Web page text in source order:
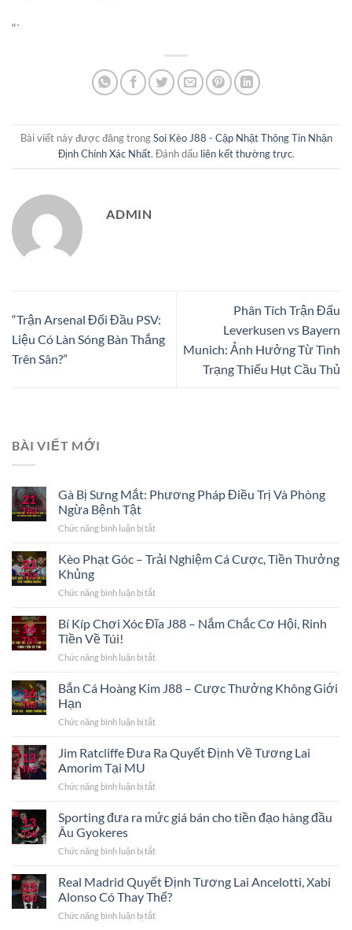
“`
Bài viết này được đăng trongSoi Kèo J88 - Cập Nhật Thông Tin Nhận
Định Chính Xác Nhất. Đánh dấu liên kết thường trực.
ADMIN
“Trận Arsenal Đối Đầu PSV:
Liệu Có Làn Sóng Bàn Thắng
Trên Sân?”
Phân Tích Trận Đấu
Leverkusen vs Bayern
Munich: Ảnh Hưởng Từ Tình
Trạng Thiếu Hụt Cầu Thủ
BÀI VIẾT MỚI
21
Th3
Gà Bị Sưng Mắt: Phương Pháp Điều Trị Và Phòng
Ngừa Bệnh Tật
Chức năng bình luận bị tắtở
Bị
Sưng
Phương
Điều
Phòng
Bệnh
21
Th3
Kèo Phạt Góc – Trải Nghiệm Cá Cược, Tiền Thưởng
Khủng
Chức năng bình luận bị tắtở
Phạt
Góc
Trải
Cá
Thưởng
16
Th3
Bí Kíp Chơi Xóc Đĩa J88 – Nắm Chắc Cơ Hội, Rinh
Tiền Về Túi!
Chức năng bình luận bị tắtở
Kíp
Chơi
Đĩa
–
Cơ
Rinh
Túi!
16
Th3
Bắn Cá Hoàng Kim J88 – Cược Thưởng Không Giới
Hạn
Chức năng bình luận bị tắtở
Cá
Hoàng
J88
Cược
Thưởng
Giới
13
Th3
Jim Ratcliffe Đưa Ra Quyết Định Về Tương Lai
Amorim Tại MU
Chức năng bình luận bị tắtở
Ratcliffe
Đưa
Quyết
Về
Tương
Amorim
13
Th3
Sporting đưa ra mức giá bán cho tiền đạo hàng đầu
Âu Gyokeres
Chức năng bình luận bị tắtở
đưa
ra
mức
giá
13
Th3
Real Madrid Quyết Định Tương Lai Ancelotti, Xabi
Alonso Có Thay Thế?
Chức năng bình luận bị tắtở